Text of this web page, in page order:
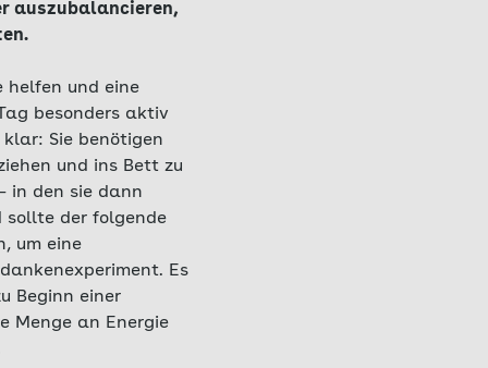
auszubalancieren,
helfen und eine
besonders aktiv
Sie benötigen
und ins Bett zu
in den sie dann
sollte der folgende
um eine
Es
Beginn einer
Menge an Energie